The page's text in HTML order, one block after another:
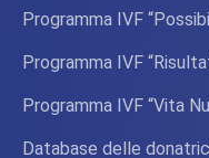
Programma IVF
Programma IVF
Programma IVF “Vita
Database delle